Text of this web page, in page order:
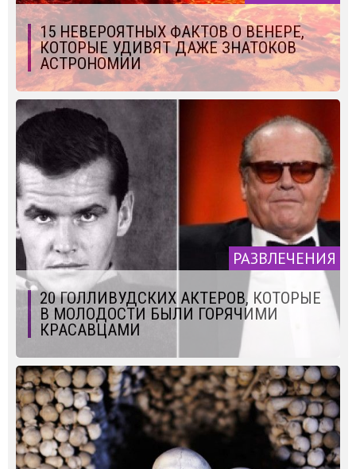
15 НЕВЕРОЯТНЫХ ФАКТОВ О ВЕНЕРЕ,
КОТОРЫЕ УДИВЯТ ДАЖЕ ЗНАТОКОВ
АСТРОНОМИИ
РАЗВЛЕЧЕНИЯ
20 ГОЛЛИВУДСКИХ АКТЕРОВ, КОТОРЫЕ
В МОЛОДОСТИ БЫЛИ ГОРЯЧИМИ
КРАСАВЦАМИ